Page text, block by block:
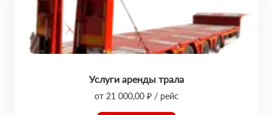
Услуги аренды трала
от 21 000,00 ₽ / рейс